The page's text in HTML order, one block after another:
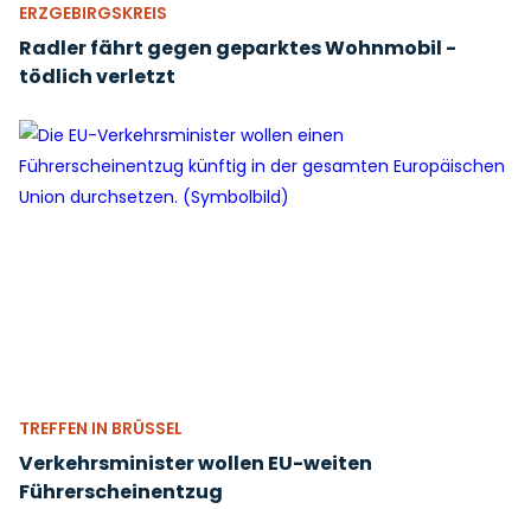
ERZGEBIRGSKREIS
Radler fährt gegen geparktes Wohnmobil -
tödlich verletzt
TREFFEN IN BRÜSSEL
Verkehrsminister wollen EU-weiten
Führerscheinentzug